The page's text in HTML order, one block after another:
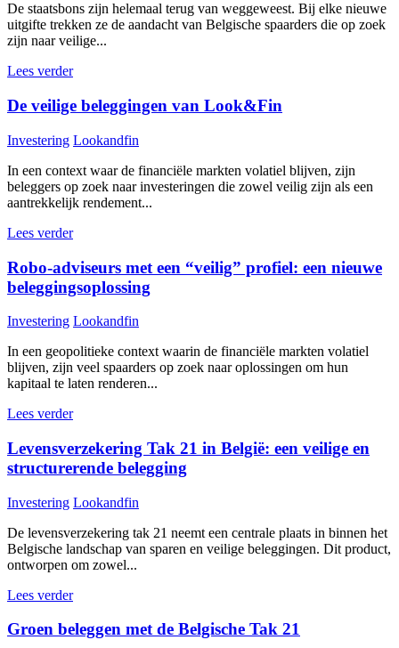
De staatsbons zijn helemaal terug van weggeweest. Bij elke nieuwe
uitgifte trekken ze de aandacht van Belgische spaarders die op zoek
zijn naar veilige...
Lees verder
De veilige beleggingen van Look&Fin
Investering Lookandfin
In een context waar de financiële markten volatiel blijven, zijn
beleggers op zoek naar investeringen die zowel veilig zijn als een
aantrekkelijk rendement...
Lees verder
Robo-adviseurs met een “veilig” profiel: een nieuwe
beleggingsoplossing
Investering Lookandfin
In een geopolitieke context waarin de financiële markten volatiel
blijven, zijn veel spaarders op zoek naar oplossingen om hun
kapitaal te laten renderen...
Lees verder
Levensverzekering Tak 21 in België: een veilige en
structurerende belegging
Investering Lookandfin
De levensverzekering tak 21 neemt een centrale plaats in binnen het
Belgische landschap van sparen en veilige beleggingen. Dit product,
ontworpen om zowel...
Lees verder
Groen beleggen met de Belgische Tak 21